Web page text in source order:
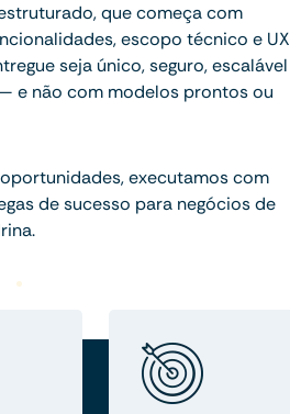
que começa com
escopo técnico e UX
seja único, seguro, escalável
e não com modelos prontos ou
executamos com
de sucesso para negócios de